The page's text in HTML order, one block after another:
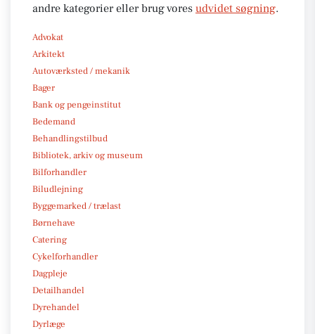
andre kategorier eller brug vores udvidet søgning.
Advokat
Arkitekt
Autoværksted / mekanik
Bager
Bank og pengeinstitut
Bedemand
Behandlingstilbud
Bibliotek, arkiv og museum
Bilforhandler
Biludlejning
Byggemarked / trælast
Børnehave
Catering
Cykelforhandler
Dagpleje
Detailhandel
Dyrehandel
Dyrlæge